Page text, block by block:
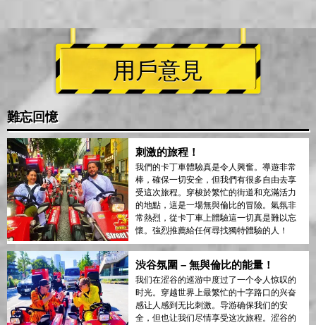
用戶意見
難忘回憶
刺激的旅程！
我們的卡丁車體驗真是令人興奮。導遊非常
棒，確保一切安全，但我們有很多自由去享
受這次旅程。穿梭於繁忙的街道和充滿活力
的地點，這是一場無與倫比的冒險。氣氛非
常熱烈，從卡丁車上體驗這一切真是難以忘
懷。強烈推薦給任何尋找獨特體驗的人！
渋谷氛圍 – 無與倫比的能量！
我们在涩谷的巡游中度过了一个令人惊叹的
时光。穿越世界上最繁忙的十字路口的兴奋
感让人感到无比刺激。导游确保我们的安
全，但也让我们尽情享受这次旅程。涩谷的